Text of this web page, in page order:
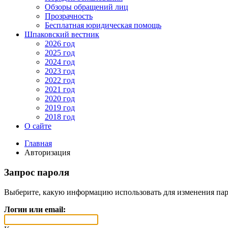
Обзоры обращений лиц
Прозрачность
Бесплатная юридическая помощь
Шпаковский вестник
2026 год
2025 год
2024 год
2023 год
2022 год
2021 год
2020 год
2019 год
2018 год
О сайте
Главная
Авторизация
Запрос пароля
Выберите, какую информацию использовать для изменения
Логин или email: